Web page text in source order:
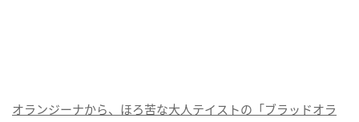
オランジーナから、ほろ苦な大人テイストの「ブラッドオラ